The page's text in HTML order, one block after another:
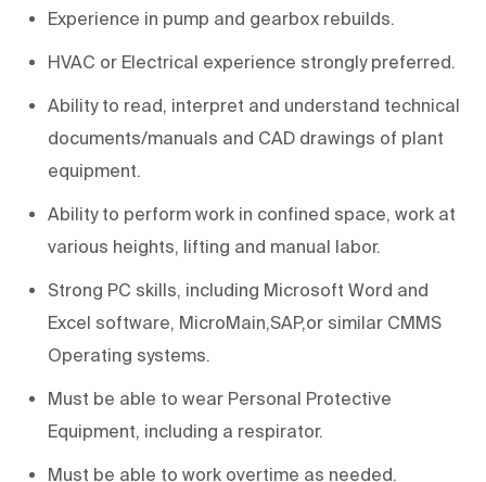
Experience in pump and gearbox rebuilds.
HVAC or Electrical experience strongly preferred.
Ability to read, interpret and understand technical
documents/manuals and CAD drawings of plant
equipment.
Ability to perform work in confined space, work at
various heights, lifting and manual labor.
Strong PC skills, including Microsoft Word and
Excel software, MicroMain,SAP,or similar CMMS
Operating systems.
Must be able to wear Personal Protective
Equipment, including a respirator.
Must be able to work overtime as needed.